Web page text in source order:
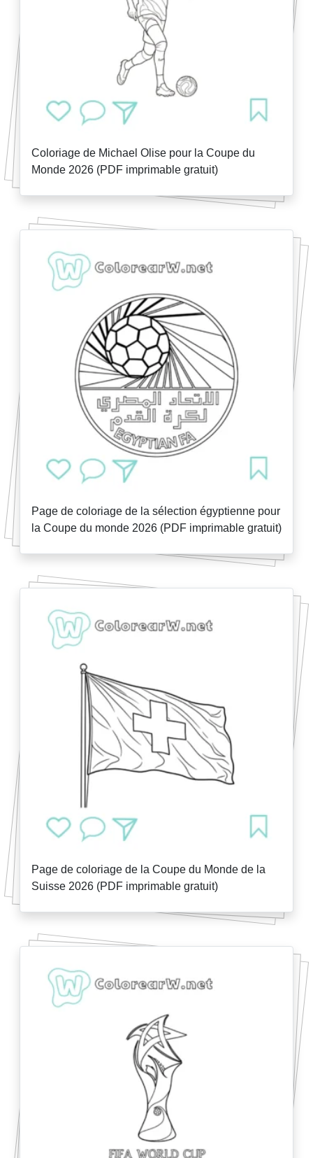
Coloriage de Michael Olise pour la Coupe du
Monde 2026 (PDF imprimable gratuit)
Page de coloriage de la sélection égyptienne pour
la Coupe du monde 2026 (PDF imprimable gratuit)
Page de coloriage de la Coupe du Monde de la
Suisse 2026 (PDF imprimable gratuit)